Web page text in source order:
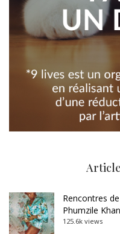
Rencontres
Phumzile
125.6k views